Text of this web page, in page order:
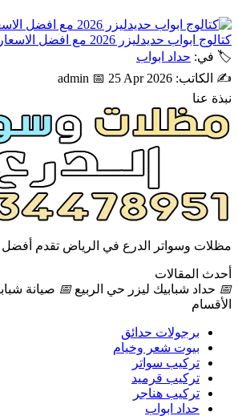
كتالوج ابواب حديدليزر 2026 مع افضل الاسعار والتركيب
🏷 في: حداد ابواب
✍️ الكاتب: admin 📅 25 Apr 2026
نبذة عنا
مظلات وسواتر الدرع في الرياض تقدم أفضل
أحدث المقالات
📅 حداد شبابيك ليزر حي الربيع📅 صيانة
الأقسام
برجولات حدائق
بيوت شعر وخيام
تركيب سواتر
تركيب قرميد
تركيب هناجر
حداد ابواب